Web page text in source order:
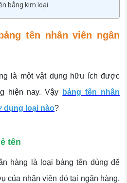
bằng kim loại
tên nhân viên ngân
là một vật dụng hữu ích được
hiện nay. Vậy
bảng tên nhân
dụng loại nào?
tên
hàng là loại bảng tên dùng để
của nhân viên đó tại ngân hàng.